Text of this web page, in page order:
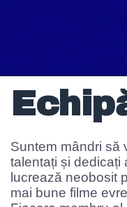
Suntem mândri să
talentați și dedicați
lucrează neobosit
mai bune filme